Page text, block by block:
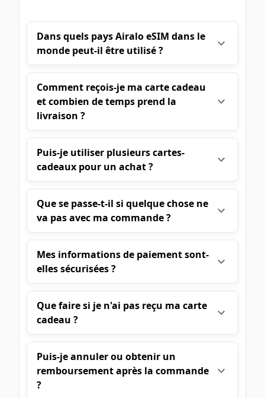
Dans quels pays Airalo eSIM dans le
monde peut-il être utilisé ?
Comment reçois-je ma carte cadeau
et combien de temps prend la
livraison ?
Puis-je utiliser plusieurs cartes-
cadeaux pour un achat ?
Que se passe-t-il si quelque chose ne
va pas avec ma commande ?
Mes informations de paiement sont-
elles sécurisées ?
Que faire si je n'ai pas reçu ma carte
cadeau ?
Puis-je annuler ou obtenir un
remboursement après la commande
?